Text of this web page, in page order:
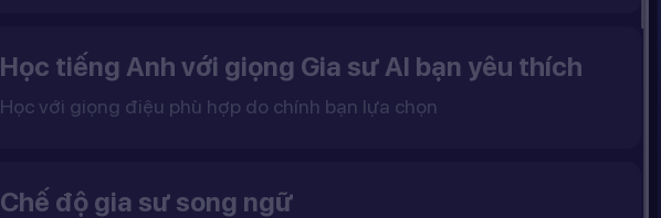
Học tiếng Anh với giọng Gia sư AI bạn yêu thích
Học với giọng điệu phù hợp do chính bạn lựa chọn
Chế độ gia sư song ngữ